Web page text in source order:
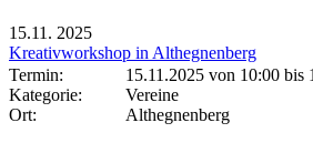
15.11. 2025
Kreativworkshop in Althegnenberg
Termin:
15.11.2025 von 10:00 bis
Kategorie:
Vereine
Ort:
Althegnenberg